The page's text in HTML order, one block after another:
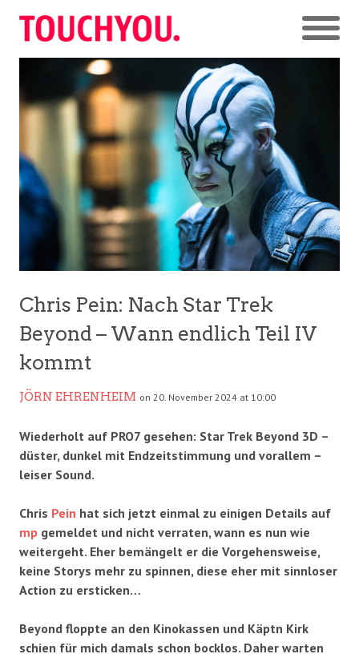
Chris Pein: Nach Star Trek
Beyond – Wann endlich Teil IV
kommt
JÖRN EHRENHEIM on 20. November 2024 at 10:00
Wiederholt auf PRO7 gesehen: Star Trek Beyond 3D –
düster, dunkel mit Endzeitstimmung und vorallem –
leiser Sound.
Chris Pein hat sich jetzt einmal zu einigen Details auf
mp gemeldet und nicht verraten, wann es nun wie
weitergeht. Eher bemängelt er die Vorgehensweise,
keine Storys mehr zu spinnen, diese eher mit sinnloser
Action zu ersticken…
Beyond floppte an den Kinokassen und Käptn Kirk
schien für mich damals schon bocklos. Daher warten